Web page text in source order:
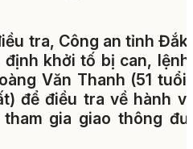
tra, Công an tỉnh Đắk
khởi tố bị can,
Văn Thanh (51
để điều tra về hành vi
gia giao thông